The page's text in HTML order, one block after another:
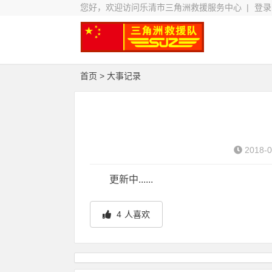
您好，欢迎访问乐清市三角洲救援服务中心 | 登录
首页 > 大事记录
2018-
更新中......
4 人喜欢